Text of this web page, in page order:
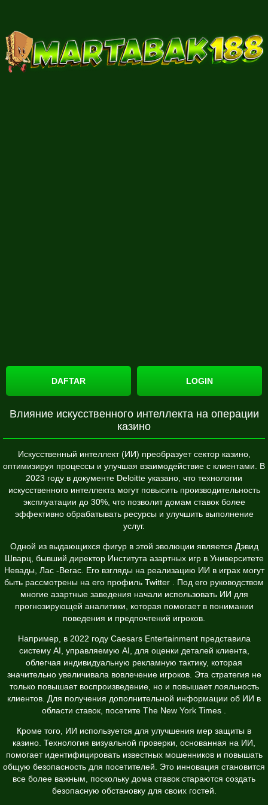
DAFTAR LOGIN
Влияние искусственного интеллекта на операции
казино
Искусственный интеллект (ИИ) преобразует сектор казино,
оптимизируя процессы и улучшая взаимодействие с клиентами. В
2023 году в документе Deloitte указано, что технологии
искусственного интеллекта могут повысить производительность
эксплуатации до 30%, что позволит домам ставок более
эффективно обрабатывать ресурсы и улучшить выполнение
услуг.
Одной из выдающихся фигур в этой эволюции является Дэвид
Шварц, бывший директор Института азартных игр в Университете
Невады, Лас -Вегас. Его взгляды на реализацию ИИ в играх могут
быть рассмотрены на его профиль Twitter
. Под его руководством
многие азартные заведения начали использовать ИИ для
прогнозирующей аналитики, которая помогает в понимании
поведения и предпочтений игроков.
Например, в 2022 году Caesars Entertainment представила
систему AI, управляемую AI, для оценки деталей клиента,
облегчая индивидуальную рекламную тактику, которая
значительно увеличивала вовлечение игроков. Эта стратегия не
только повышает воспроизведение, но и повышает лояльность
клиентов. Для получения дополнительной информации об ИИ в
области ставок, посетите The New York Times
Кроме того, ИИ используется для улучшения мер защиты в
казино. Технология визуальной проверки, основанная на ИИ,
помогает идентифицировать известных мошенников и повышать
общую безопасность для посетителей. Это инновация становится
все более важным, поскольку дома ставок стараются создать
безопасную обстановку для своих гостей.